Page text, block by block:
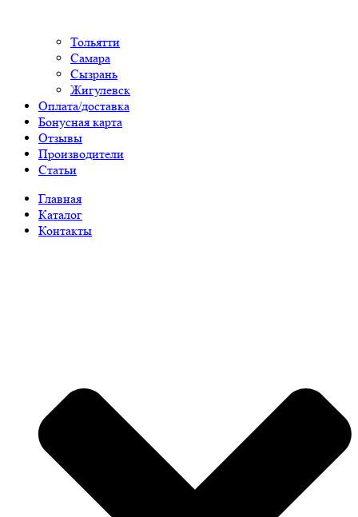
Тольятти
Самара
Сызрань
Жигулевск
Оплата/доставка
Бонусная карта
Отзывы
Производители
Статьи
Главная
Каталог
Контакты